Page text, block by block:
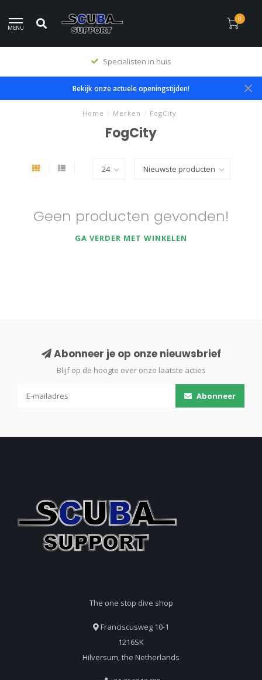
MENU
0
Specialisten in huis
Bekijk onze actuele openingstijden!
Home / Merken / FogCity
FogCity
Geen producten gevonden!
GA VERDER MET WINKELEN
Abonneer je op onze nieuwsbrief
Blijf op de hoogte over onze laatste acties
Abonneer
The one stop dive shop
Franciscusweg 10-1
1216SK
Hilversum, the Netherlands